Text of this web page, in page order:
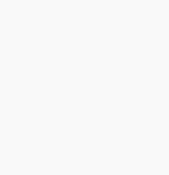
KÁROS HATÁSAIRÓL EGYRE
A TIKTOKON JÓNÉHÁNY
A HANGJÁT, MISZERINT A
VANNAK.
megbetegedés, és az UV-sugárzás is
mégis vannak olyan tiktokkerek, akik
járó előnyöket hirdetik, anélkül, hogy
egyenesen jó leégni a napon vagy a
és egyéb bőrhibákat”
pedig azt hangoztatja videóiban,
sőt, a hegeket is. A trend egyre terjed, és
egyszerűen hozzá kell szoktatni a